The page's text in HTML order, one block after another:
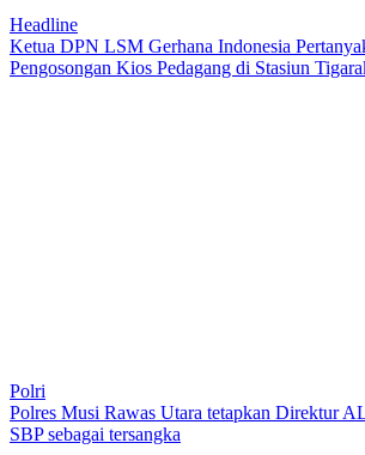
Headline
Ketua DPN LSM Gerhana Indonesia
Pengosongan Kios Pedagang di Stasiun
Polri
Polres Musi Rawas Utara tetapkan Direktur
SBP sebagai tersangka